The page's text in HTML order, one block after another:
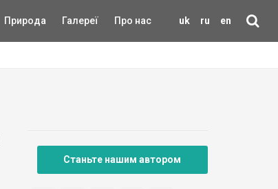
uk ru en
Природа Галереї Про нас
Станьте нашим автором